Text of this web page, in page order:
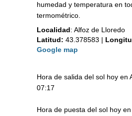
humedad y temperatura en
termométrico.
Localidad: Alfoz de Lloredo
Latitud: 43.378583 |
Google map
Hora de salida del sol hoy en
07:17
Hora de puesta del sol hoy